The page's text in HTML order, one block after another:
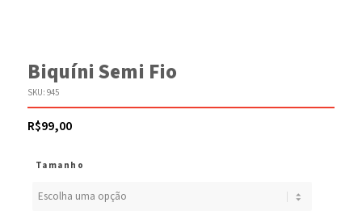
Biquíni Semi Fio
SKU: 945
R$99,00
Tamanho